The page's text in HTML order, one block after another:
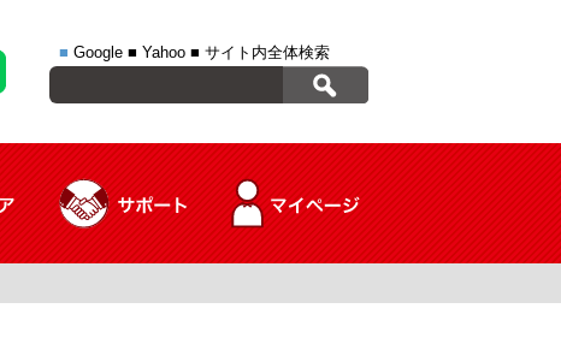
■ Google ■ Yahoo ■ サイト内全体検索